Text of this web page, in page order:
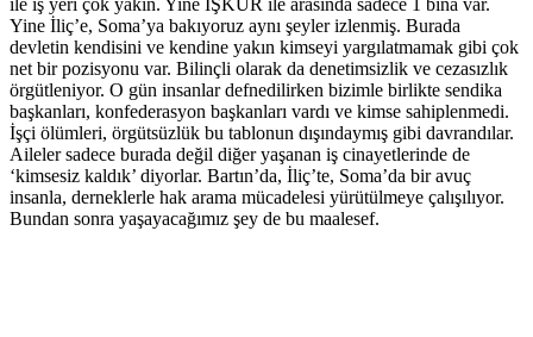
Yine İliç’e, Soma’ya bakıyoruz aynı şeyler izlenmiş. Burada
devletin kendisini ve kendine yakın kimseyi yargılatmamak gibi çok
net bir pozisyonu var. Bilinçli olarak da denetimsizlik ve cezasızlık
örgütleniyor. O gün insanlar defnedilirken bizimle birlikte sendika
başkanları, konfederasyon başkanları vardı ve kimse sahiplenmedi.
İşçi ölümleri, örgütsüzlük bu tablonun dışındaymış gibi davrandılar.
Aileler sadece burada değil diğer yaşanan iş cinayetlerinde de
‘kimsesiz kaldık’ diyorlar. Bartın’da, İliç’te, Soma’da bir avuç
insanla, derneklerle hak arama mücadelesi yürütülmeye çalışılıyor.
Bundan sonra yaşayacağımız şey de bu maalesef.